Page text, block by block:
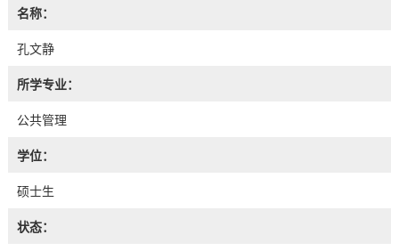
名称：
孔文静
所学专业：
公共管理
学位：
硕士生
状态：